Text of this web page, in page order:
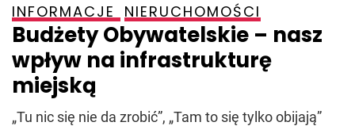
INFORMACJE NIERUCHOMOŚCI
Budżety Obywatelskie – nasz
wpływ na infrastrukturę
miejską
„Tu nic się nie da zrobić”, „Tam to się tylko obijają”